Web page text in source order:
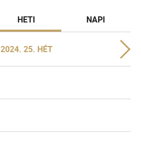
HETI NAPI
2024. 25. HÉT